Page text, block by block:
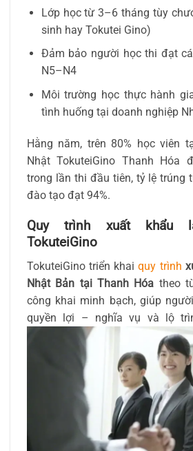
Lớp học từ 3–6 tháng tùy
sinh hay Tokutei Gino)
Đảm bảo người học thi đạt
N5–N4
Môi trường học thực hành
tình huống tại doanh nghiệp
Hằng năm, trên 80% học viên
Nhật TokuteiGino Thanh Hóa
trong lần thi đầu tiên, tỷ lệ trúng
đào tạo đạt 94%.
Quy trình xuất khẩu
TokuteiGino
TokuteiGino triển khaiquy trình
Nhật Bản tại Thanh Hóa theo
công khai minh bạch, giúp
quyền lợi – nghĩa vụ và lộ